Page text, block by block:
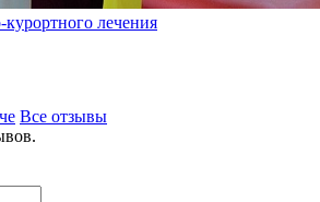
лечения
Все отзывы